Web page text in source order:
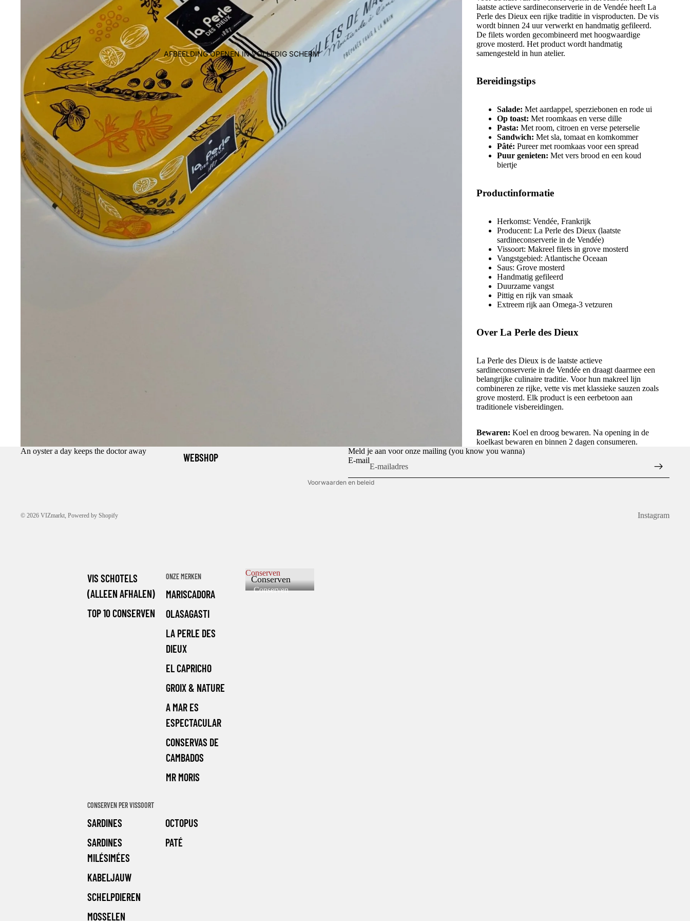
WEBSHOP
VIS SCHOTELS
(ALLEEN AFHALEN)
TOP 10 CONSERVEN
ONZE MERKEN
MARISCADORA
OLASAGASTI
LA PERLE DES
DIEUX
EL CAPRICHO
GROIX & NATURE
A MAR ES
ESPECTACULAR
CONSERVAS DE
CAMBADOS
MR MORIS
CONSERVEN PER VISSOORT
SARDINES
SARDINES
MILÉSIMÉES
KABELJAUW
SCHELPDIEREN
MOSSELEN
OCTOPUS
PATÉ
Conserven
Conserven
Conserven
AFBEELDING OPENEN IN VOLLEDIG SCHERM
laatste actieve sardineconserverie in de Vendée heeft La
Perle des Dieux een rijke traditie in visproducten. De vis
wordt binnen 24 uur verwerkt en handmatig gefileerd.
De filets worden gecombineerd met hoogwaardige
grove mosterd. Het product wordt handmatig
samengesteld in hun atelier.
Bereidingstips
Salade: Met aardappel, sperziebonen en rode ui
Op toast: Met roomkaas en verse dille
Pasta: Met room, citroen en verse peterselie
Sandwich: Met sla, tomaat en komkommer
Pâté: Pureer met roomkaas voor een spread
Puur genieten: Met vers brood en een koud
biertje
Productinformatie
Herkomst: Vendée, Frankrijk
Producent: La Perle des Dieux (laatste
sardineconserverie in de Vendée)
Vissoort: Makreel filets in grove mosterd
Vangstgebied: Atlantische Oceaan
Saus: Grove mosterd
Handmatig gefileerd
Duurzame vangst
Pittig en rijk van smaak
Extreem rijk aan Omega-3 vetzuren
Over La Perle des Dieux
La Perle des Dieux is de laatste actieve
sardineconserverie in de Vendée en draagt daarmee een
belangrijke culinaire traditie. Voor hun makreel lijn
combineren ze rijke, vette vis met klassieke sauzen zoals
grove mosterd. Elk product is een eerbetoon aan
traditionele visbereidingen.
Bewaren: Koel en droog bewaren. Na opening in de
koelkast bewaren en binnen 2 dagen consumeren.
An oyster a day keeps the doctor away
Meld je aan voor onze mailing (you know you wanna)
E-mail
© 2026 VIZmarkt, Powered by Shopify
Voorwaarden en beleid
Algemene voorwaarden
Contactgegevens
Instagram